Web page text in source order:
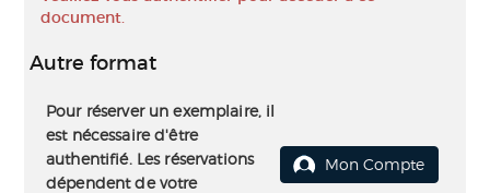
document.
Autre format
Pour réserver un exemplaire, il
est nécessaire d'être
authentifié. Les réservations
dépendent de votre
Mon Compte